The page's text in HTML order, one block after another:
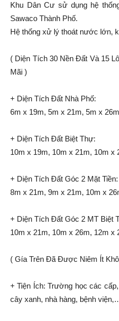
Khu Dân Cư sử dụng hệ
Sawaco Thành Phố.
Hệ thống xử lý thoát nước lớn,
( Diện Tích 30 Nền Đất Và 15
Mãi )
+ Diện Tích Đất Nhà Phố:
6m x 19m, 5m x 21m, 5m x
+ Diện Tích Đất Biệt Thự:
10m x 19m, 10m x 21m, 10m x
+ Diện Tích Đất Góc 2 Mặt Tiền:
8m x 21m, 9m x 21m, 10m x
+ Diện Tích Đất Góc 2 MT Biệt
10m x 21m, 10m x 26m, 12m
( Gía Trên Đã Được Niêm Ít
+ Tiện Ích: Trường học các
cây xanh, nhà hàng, bệnh